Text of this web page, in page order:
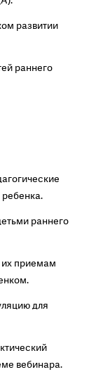
развитии
раннего
раннего
их приемам
для
вебинара.